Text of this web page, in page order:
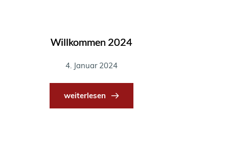
Willkommen 2024
4. Januar 2024
weiterlesen